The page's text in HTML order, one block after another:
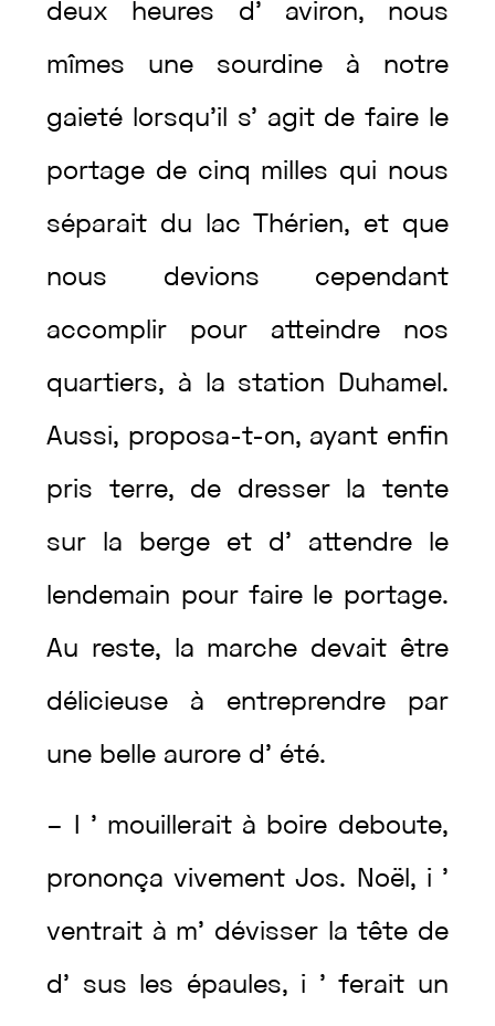
deux heures d’ aviron, nous
mîmes une sourdine à notre
gaieté lorsqu’il s’ agit de faire le
portage de cinq milles qui nous
séparait du lac Thérien, et que
nous devions cependant
accomplir pour atteindre nos
quartiers, à la station Duhamel .
Aussi, proposa-t-on, ayant enfin
pris terre, de dresser la tente
sur la berge et d’ attendre le
lendemain pourfaire le portage.
Au reste, la marche devait être
délicieuse à entreprendre par
une belle aurore d’ été.
– ’ mouillerait à boire deboute,
prononçavivementJos. Noël , i ’
ventrait à m’ dévisser latête de
d’ sus les épaules, i ’ferait un